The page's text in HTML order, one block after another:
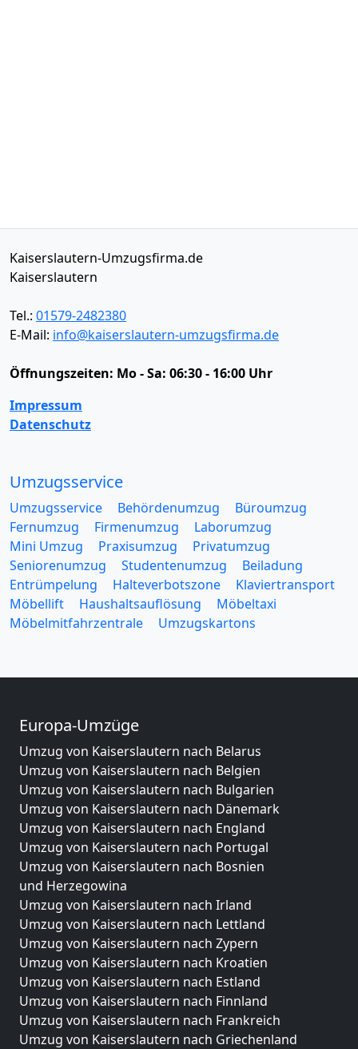
Kaiserslautern-Umzugsfirma.de
Kaiserslautern
Tel.: 01579-2482380
E-Mail: info@kaiserslautern-umzugsfirma.de
Öffnungszeiten: Mo - Sa: 06:30 - 16:00 Uhr
Impressum
Datenschutz
Umzugsservice
Umzugsservice Behördenumzug
Büroumzug
Fernumzug
Firmenumzug
Laborumzug
Mini Umzug
Praxisumzug
Privatumzug
Seniorenumzug
Studentenumzug
Beiladung
Entrümpelung
Halteverbotszone
Klaviertransport
Möbellift
Haushaltsauflösung
Möbeltaxi
Möbelmitfahrzentrale
Umzugskartons
Europa-Umzüge
Umzug von Kaiserslautern nach Belarus
Umzug von Kaiserslautern nach Belgien
Umzug von Kaiserslautern nach Bulgarien
Umzug von Kaiserslautern nach Dänemark
Umzug von Kaiserslautern nach England
Umzug von Kaiserslautern nach Portugal
Umzug von Kaiserslautern nach Bosnien
und Herzegowina
Umzug von Kaiserslautern nach Irland
Umzug von Kaiserslautern nach Lettland
Umzug von Kaiserslautern nach Zypern
Umzug von Kaiserslautern nach Kroatien
Umzug von Kaiserslautern nach Estland
Umzug von Kaiserslautern nach Finnland
Umzug von Kaiserslautern nach Frankreich
Umzug von Kaiserslautern nach Griechenland